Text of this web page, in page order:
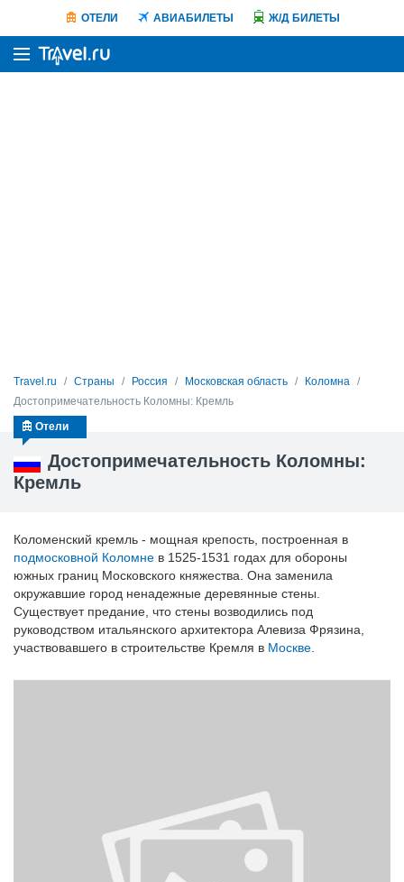
ОТЕЛИ АВИАБИЛЕТЫ Ж/Д БИЛЕТЫ
Travel.ru Страны Россия Московская область
Коломна
Достопримечательность Коломны: Кремль
Достопримечательность Коломны:
Кремль
Отели
Коломенский кремль - мощная крепость, построенная в
подмосковной Коломне в 1525-1531 годах для обороны
южных границ Московского княжества. Она заменила
окружавшие город ненадежные деревянные стены.
Существует предание, что стены возводились под
руководством итальянского архитектора Алевиза Фрязина,
участвовавшего в строительстве Кремля в Москве